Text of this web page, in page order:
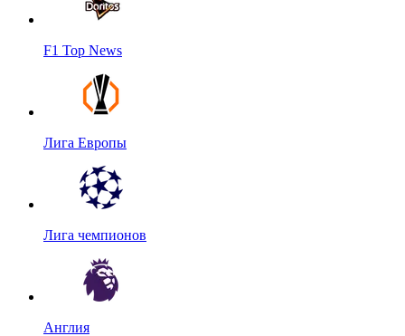
F1 Top News
Лига Европы
Лига чемпионов
Англия